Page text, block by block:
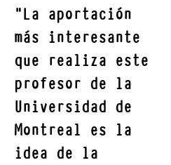
"La aportación
más interesante
que realiza este
profesor de la
Universidad de
Montreal es la
idea de la